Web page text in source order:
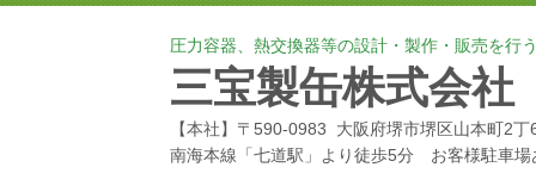
圧力容器、熱交換器等の設計・製作・販売を行
三宝製缶株式会社
【本社】〒590-0983 大阪府堺市堺区山本町2丁
南海本線「七道駅」より徒歩5分 お客様駐車場